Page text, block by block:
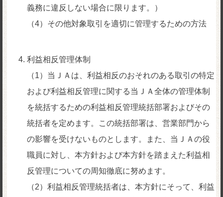
義務に違反しない場合に限ります。）
（4）その他対象取引を適切に管理するための方法
利益相反管理体制
（1）当ＪＡは、利益相反のおそれのある取引の特定
および利益相反管理に関する当ＪＡ全体の管理体制
を統括するための利益相反管理統括部署およびその
統括者を定めます。この統括部署は、営業部門から
の影響を受けないものとします。また、当ＪＡの役
職員に対し、本方針および本方針を踏まえた利益相
反管理についての周知徹底に努めます。
（2）利益相反管理統括者は、本方針にそって、利益